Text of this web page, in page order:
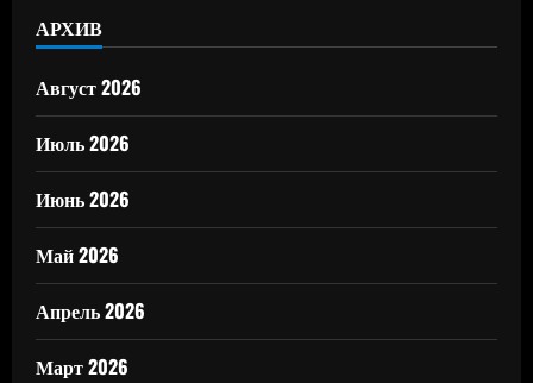
АРХИВ
Август 2026
Июль 2026
Июнь 2026
Май 2026
Апрель 2026
Март 2026